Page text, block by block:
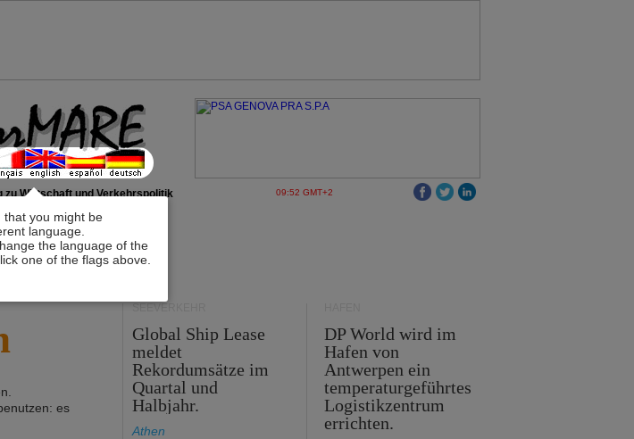
that you might be
language.
the language of the
one of the flags above.
zu Wirtschaft und Verkehrspolitik 09:52 GMT+2
es
SEEVERKEHR
Global Ship Lease
meldet
Rekordumsätze im
Quartal und
Halbjahr.
Athen
DP World wird im
Hafen von
Antwerpen ein
temperaturgeführtes
Logistikzentrum
errichten.